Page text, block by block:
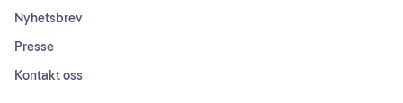
Nyhetsbrev
Presse
Kontakt oss